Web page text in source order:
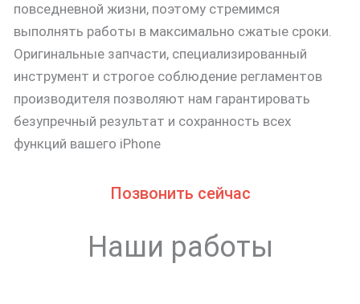
повседневной жизни, поэтому стремимся
выполнять работы в максимально сжатые сроки.
Оригинальные запчасти, специализированный
инструмент и строгое соблюдение регламентов
производителя позволяют нам гарантировать
безупречный результат и сохранность всех
функций вашего iPhone
Позвонить сейчас
Наши работы